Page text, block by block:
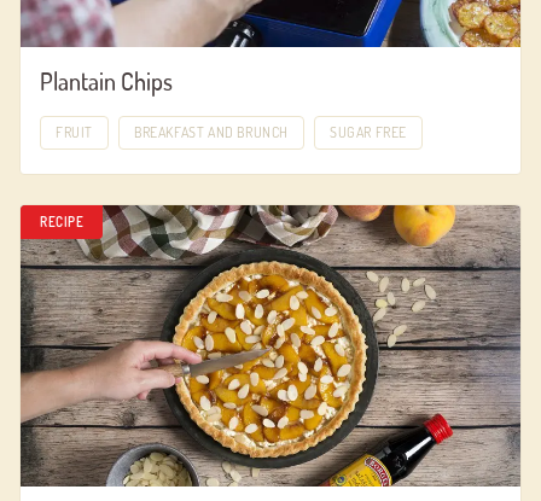
Plantain Chips
FRUIT BREAKFAST AND BRUNCH SUGAR FREE
RECIPE